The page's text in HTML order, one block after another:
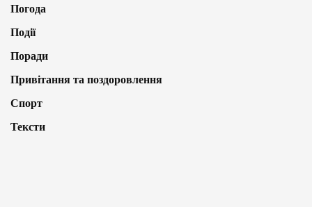
Погода
Події
Поради
Привітання та поздоровлення
Спорт
Тексти